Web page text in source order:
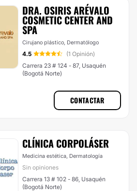
DRA. OSIRIS ARÉVALO
COSMETIC CENTER AND
SPA
Cirujano plástico, Dermatólogo
4.5
(1 Opinión)
Carrera 23 # 124 - 87, Usaquén
(Bogotá Norte)
CONTACTAR
CLÍNICA CORPOLÁSER
Medicina estética, Dermatología
Sin opiniones
Carrera 13 # 102 - 86, Usaquén
(Bogotá Norte)